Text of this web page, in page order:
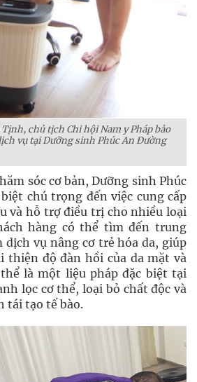
chủ tịch Chi hội Nam y Pháp bảo
vụ tại Dưỡng sinh Phúc An Đường
sóc cơ bản, Dưỡng sinh Phúc
chú trọng đến việc cung cấp
và hỗ trợ điều trị cho nhiều loại
hàng có thể tìm đến trung
vụ nâng cơ trẻ hóa da, giúp
thiện độ đàn hồi của da mặt và
là một liệu pháp đặc biệt tại
lọc cơ thể, loại bỏ chất độc và
tái tạo tế bào.